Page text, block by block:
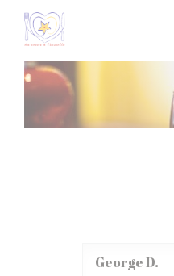
Personalizzazione delle tue
GeorgeD